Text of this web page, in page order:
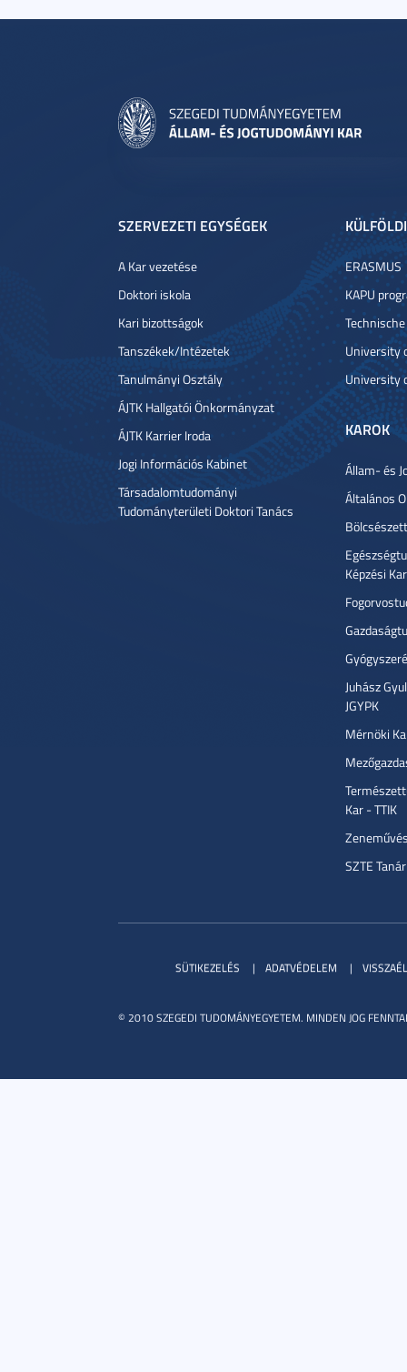
SZERVEZETI EGYSÉGEK
A Kar vezetése
Doktori iskola
Kari bizottságok
Tanszékek/Intézetek
Tanulmányi Osztály
ÁJTK Hallgatói Önkormányzat
ÁJTK Karrier Iroda
Jogi Információs Kabinet
Társadalomtudományi
Tudományterületi Doktori Tanács
ERASMUS
KAPU
University
University
KAROK
Állam- és
Általános
Képzési
Juhász
JGYPK
Mérnöki
Kar - TTIK
SZTE
© 2010 SZEGEDI TUDOMÁNYEGYETEM. MINDEN JOG
SÜTIKEZELÉS ADATVÉDELEM